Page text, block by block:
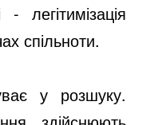
легітимізація
спільноти.
у розшуку.